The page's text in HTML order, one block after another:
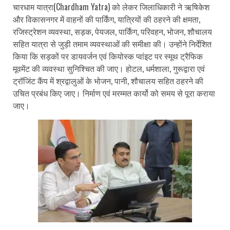
चारधाम यात्रा(Chardham Yatra) को लेकर जिलाधिकारी ने ऋषिकेश
और विकासनगर में वाहनों की पार्किंग, यात्रियों की ठहरने की क्षमता,
रजिस्ट्रेशन व्यवस्था, सड़क, पेयजल, पार्किंग, परिवहन, भोजन, शौचालय
सहित यात्रा से जुड़ी तमाम व्यवस्थाओं की समीक्षा की। उन्होंने निर्देशित
किया कि सड़कों पर डायवर्जन एवं कियोस्क प्वांइट पर स्मूथ ट्रैफिक
मूवमेंट की व्यवस्था सुनिश्चित की जाए। होटल, धर्मशाला, गुरूद्वारा एवं
ट्रॉजिंट कैंप में श्रद्वालुओं के भोजन, पानी, शौचालय सहित ठहरने की
उचित प्रबंध किए जाए। निर्माण एवं मरम्मत कार्यो को समय से पूरा कराया
जाए।